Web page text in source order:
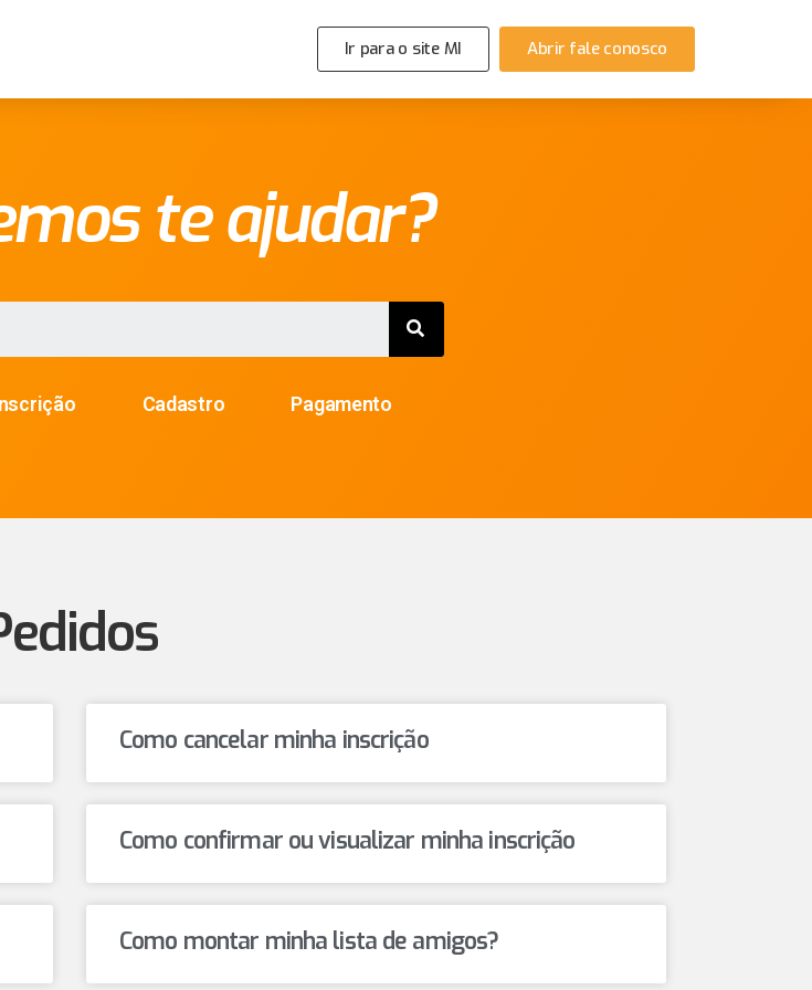
Ir para o site MI Abrir fale conosco
te ajudar?
Cadastro Pagamento
Como cancelar minha inscrição
Como confirmar ou visualizar minha inscrição
Como montar minha lista de amigos?